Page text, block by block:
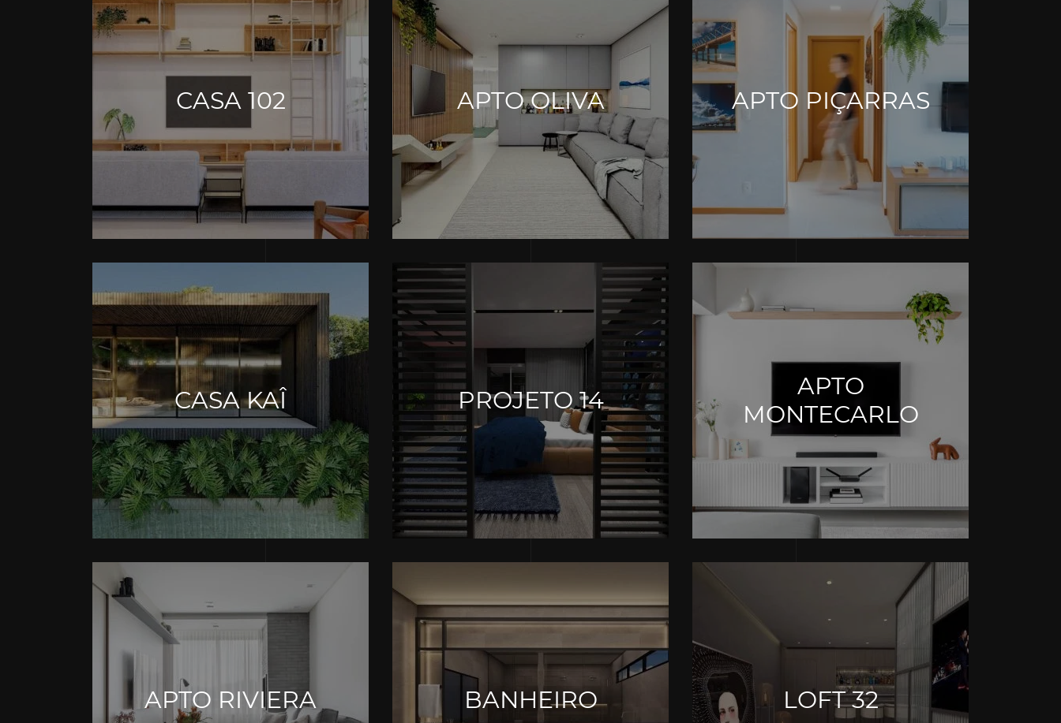
CASA 102 APTO OLIVA APTO PIÇARRAS
CASA KAÎ PROJETO 14
APTO
MONTECARLO
APTO RIVIERA BANHEIRO LOFT 32